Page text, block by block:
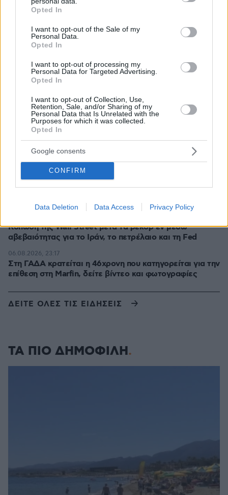
grant or deny consent to Google and its third-party tags to
use your data for below specified purposes in below Google
consent section.
Opted In
I want to opt-out of the Sale of my
Personal Data.
Opted In
I want to opt-out of processing my
Personal Data for Targeted Advertising.
Opted In
I want to opt-out of Collection, Use,
Retention, Sale, and/or Sharing of my
Personal Data that Is Unrelated with the
Purposes for which it was collected.
Opted In
Google consents
CONFIRM
Data Deletion Data Access Privacy Policy
πολλοί αγνοούν
Χαλαρή έξοδος για τον Κυριάκο Μητσοτάκη και τη
σύζυγό του Μαρέβα στα Χανιά, φωτογραφίες
«Θα μπορούσε να συμβεί σύντομα»: Αισιόδοξος ξανά ο
Τραμπ για το τέλος του πολέμου με το Ιράν, «δεν
πριν 31 λεπτά
Διακοπές στη Σίκινο
πριν 42 λεπτά
Ο Τραμπ θα απαγορεύσει τη χορήγηση υπηκοότητας στα
παιδιά αλλοδαπών που πηγαίνουν στις ΗΠΑ για να
γεννήσουν
πριν 43 λεπτά
Πώς θα βοηθήσετε τη γάτα σας να συνηθίσει το κλουβί
πριν μία ώρα
Κόπωση της Wall Street μετά τα ρεκόρ εν μέσω
αβεβαιότητας για το Ιράν, το πετρέλαιο και τη Fed
Στη ΓΑΔΑ κρατείται η 46χρονη που κατηγορείται για την
επίθεση στη Marfin, δείτε βίντεο και φωτογραφίες
06.08.2026, 23:17
ΔΕΙΤΕ ΟΛΕΣ ΤΙΣ ΕΙΔΗΣΕΙΣ
ΤΑ ΠΙΟ ΔΗΜΟΦΙΛΗ